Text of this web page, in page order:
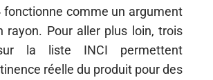
fonctionne comme un argument
rayon. Pour aller plus loin, trois
la liste INCI permettent
réelle du produit pour des